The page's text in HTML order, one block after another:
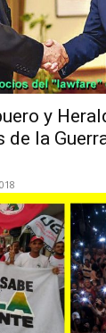
y
de la